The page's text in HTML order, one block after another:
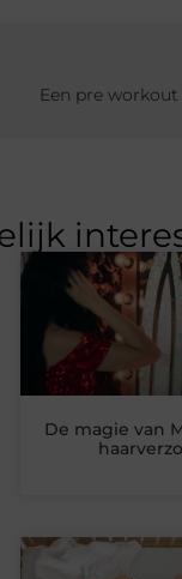
Een pre
De magie van